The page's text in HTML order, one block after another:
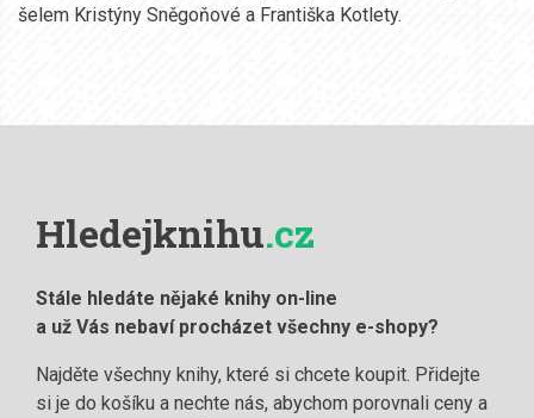
šelem Kristýny Sněgoňové a Františka Kotlety.
Hledejknihu.cz
Stále hledáte nějaké knihy on-line
a už Vás nebaví procházet všechny e-shopy?
Najděte všechny knihy, které si chcete koupit. Přidejte
si je do košíku a nechte nás, abychom porovnali ceny a